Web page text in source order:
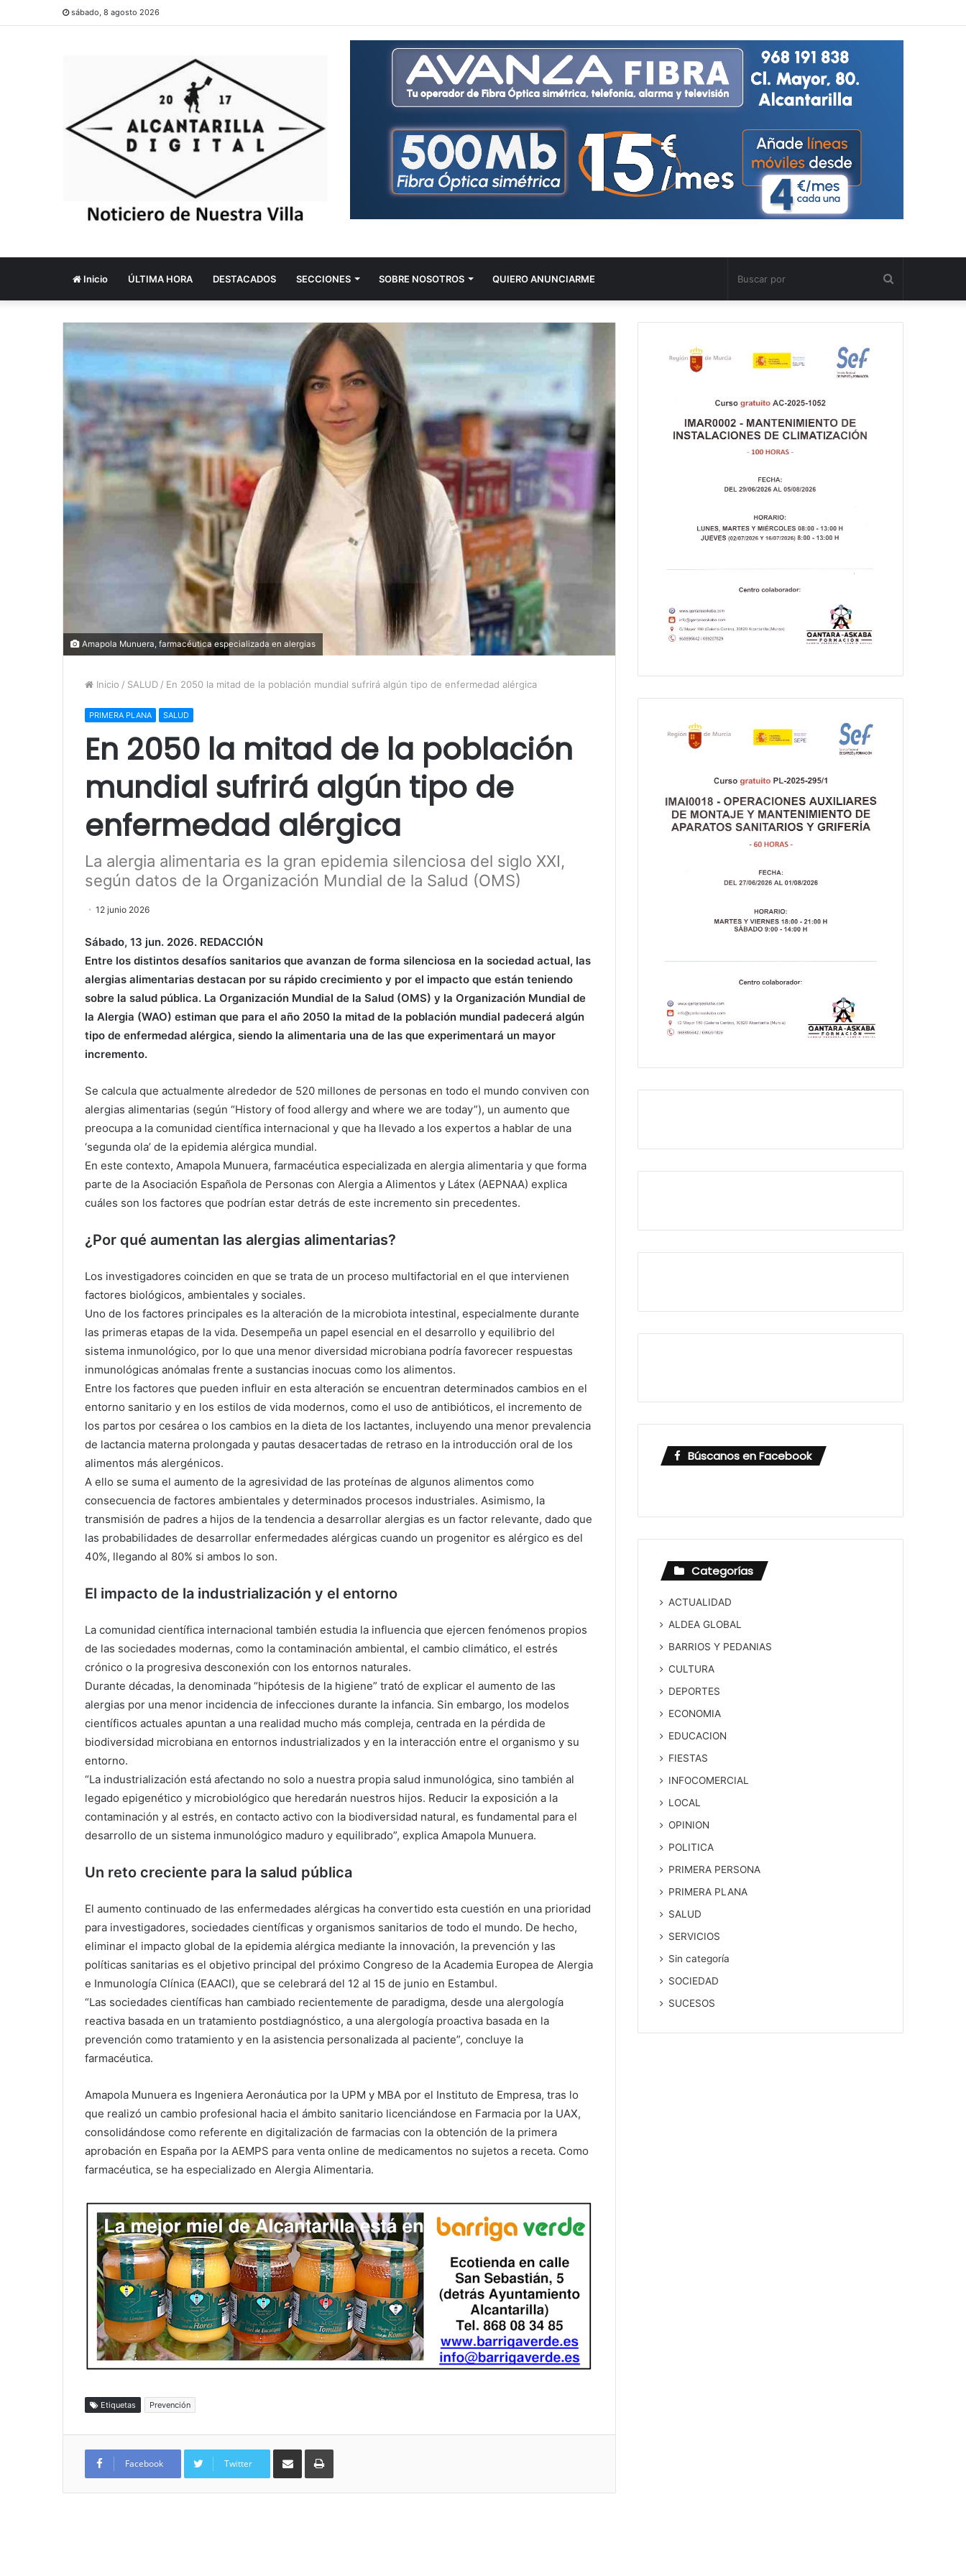
sábado, 8 agosto 2026
Inicio ÚLTIMA HORA DESTACADOS SECCIONES SOBRE NOSOTROS QUIERO ANUNCIARME
por
Amapola Munuera, farmacéutica especializada en alergias
Inicio / SALUD / En 2050 la mitad de la población mundial sufrirá algún tipo de enfermedad alérgica
PRIMERA PLANA SALUD
En 2050 la mitad de la población
mundial sufrirá algún tipo de
enfermedad alérgica
La alergia alimentaria es la gran epidemia silenciosa del siglo XXI,
según datos de la Organización Mundial de la Salud (OMS)
12 junio 2026
Sábado, 13 jun. 2026. REDACCIÓN
Entre los distintos desafíos sanitarios que avanzan de forma silenciosa en la sociedad actual, las
alergias alimentarias destacan por su rápido crecimiento y por el impacto que están teniendo
sobre la salud pública. La Organización Mundial de la Salud (OMS) y la Organización Mundial de
la Alergia (WAO) estiman que para el año 2050 la mitad de la población mundial padecerá algún
tipo de enfermedad alérgica, siendo la alimentaria una de las que experimentará un mayor
incremento.
Se calcula que actualmente alrededor de 520 millones de personas en todo el mundo conviven con
alergias alimentarias (según “History of food allergy and where we are today”), un aumento que
preocupa a la comunidad científica internacional y que ha llevado a los expertos a hablar de una
‘segunda ola’ de la epidemia alérgica mundial.
En este contexto, Amapola Munuera, farmacéutica especializada en alergia alimentaria y que forma
parte de la Asociación Española de Personas con Alergia a Alimentos y Látex (AEPNAA) explica
cuáles son los factores que podrían estar detrás de este incremento sin precedentes.
¿Por qué aumentan las alergias alimentarias?
Los investigadores coinciden en que se trata de un proceso multifactorial en el que intervienen
factores biológicos, ambientales y sociales.
Uno de los factores principales es la alteración de la microbiota intestinal, especialmente durante
las primeras etapas de la vida. Desempeña un papel esencial en el desarrollo y equilibrio del
sistema inmunológico, por lo que una menor diversidad microbiana podría favorecer respuestas
inmunológicas anómalas frente a sustancias inocuas como los alimentos.
Entre los factores que pueden influir en esta alteración se encuentran determinados cambios en el
entorno sanitario y en los estilos de vida modernos, como el uso de antibióticos, el incremento de
los partos por cesárea o los cambios en la dieta de los lactantes, incluyendo una menor prevalencia
de lactancia materna prolongada y pautas desacertadas de retraso en la introducción oral de los
alimentos más alergénicos.
A ello se suma el aumento de la agresividad de las proteínas de algunos alimentos como
consecuencia de factores ambientales y determinados procesos industriales. Asimismo, la
transmisión de padres a hijos de la tendencia a desarrollar alergias es un factor relevante, dado que
las probabilidades de desarrollar enfermedades alérgicas cuando un progenitor es alérgico es del
40%, llegando al 80% si ambos lo son.
El impacto de la industrialización y el entorno
La comunidad científica internacional también estudia la influencia que ejercen fenómenos propios
de las sociedades modernas, como la contaminación ambiental, el cambio climático, el estrés
crónico o la progresiva desconexión con los entornos naturales.
Durante décadas, la denominada “hipótesis de la higiene” trató de explicar el aumento de las
alergias por una menor incidencia de infecciones durante la infancia. Sin embargo, los modelos
científicos actuales apuntan a una realidad mucho más compleja, centrada en la pérdida de
biodiversidad microbiana en entornos industrializados y en la interacción entre el organismo y su
entorno.
“La industrialización está afectando no solo a nuestra propia salud inmunológica, sino también al
legado epigenético y microbiológico que heredarán nuestros hijos. Reducir la exposición a la
contaminación y al estrés, en contacto activo con la biodiversidad natural, es fundamental para el
desarrollo de un sistema inmunológico maduro y equilibrado”, explica Amapola Munuera.
Un reto creciente para la salud pública
El aumento continuado de las enfermedades alérgicas ha convertido esta cuestión en una prioridad
para investigadores, sociedades científicas y organismos sanitarios de todo el mundo. De hecho,
eliminar el impacto global de la epidemia alérgica mediante la innovación, la prevención y las
políticas sanitarias es el objetivo principal del próximo Congreso de la Academia Europea de Alergia
e Inmunología Clínica (EAACI), que se celebrará del 12 al 15 de junio en Estambul.
“Las sociedades científicas han cambiado recientemente de paradigma, desde una alergología
reactiva basada en un tratamiento postdiagnóstico, a una alergología proactiva basada en la
prevención como tratamiento y en la asistencia personalizada al paciente”, concluye la
farmacéutica.
Amapola Munuera es Ingeniera Aeronáutica por la UPM y MBA por el Instituto de Empresa, tras lo
que realizó un cambio profesional hacia el ámbito sanitario licenciándose en Farmacia por la UAX,
consolidándose como referente en digitalización de farmacias con la obtención de la primera
aprobación en España por la AEMPS para venta online de medicamentos no sujetos a receta. Como
farmacéutica, se ha especializado en Alergia Alimentaria.
Etiquetas Prevención
Facebook Twitter
Compartir por correo electrónicoImprimir
Búscanos en Facebook
Categorías
ACTUALIDAD
ALDEA GLOBAL
BARRIOS Y PEDANIAS
CULTURA
DEPORTES
ECONOMIA
EDUCACION
FIESTAS
INFOCOMERCIAL
LOCAL
OPINION
POLITICA
PRIMERA PERSONA
PRIMERA PLANA
SALUD
SERVICIOS
Sin categoría
SOCIEDAD
SUCESOS